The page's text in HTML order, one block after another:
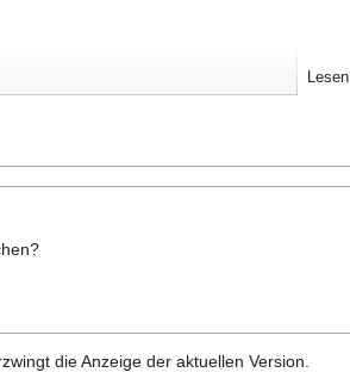
die Anzeige der aktuellen Version.
Lesen